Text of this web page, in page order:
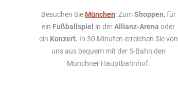
Besuchen Sie München: ZumShoppen, für
ein Fußballspiel in derAllianz-Arenaoder
ein Konzert. In 30 Minuten erreichen Sie von
uns aus bequem mit der S-Bahn den
Münchner Hauptbahnhof.